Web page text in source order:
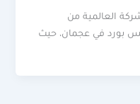
العالمية من
بورد في عجمان، حيث